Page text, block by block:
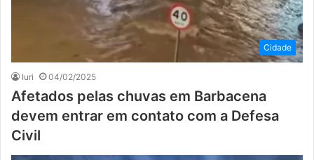
Cidade
Iuri 04/02/2025
Afetados pelas chuvas em Barbacena
devem entrar em contato com a Defesa
Civil